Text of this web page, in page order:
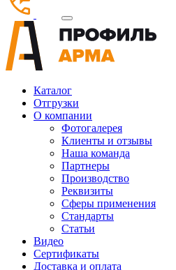
Каталог
Отгрузки
О компании
Фотогалерея
Клиенты и отзывы
Наша команда
Партнеры
Производство
Реквизиты
Сферы применения
Стандарты
Статьи
Видео
Сертификаты
Доставка и оплата